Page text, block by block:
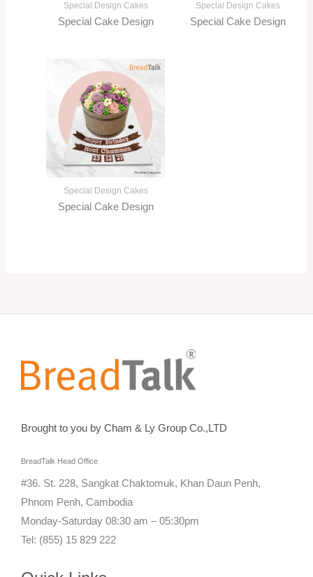
Special Design Cakes
Special Cake Design
Special Design Cakes
Special Cake Design
Special Design Cakes
Special Cake Design
Brought to you by Cham & Ly Group Co.,LTD
BreadTalk Head Office
#36. St. 228, Sangkat Chaktomuk, Khan Daun Penh,
Phnom Penh, Cambodia
Monday-Saturday 08:30 am – 05:30pm
Tel: (855) 15 829 222